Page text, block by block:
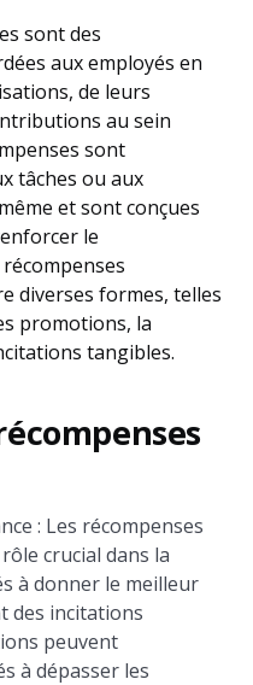
sont des
aux employés en
de leurs
au sein
sont
tâches ou aux
et sont conçues
le
diverses formes, telles
promotions, la
tangibles.
: Les récompenses
crucial dans la
à donner le meilleur
des incitations
peuvent
à dépasser les